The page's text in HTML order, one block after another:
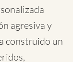
agresiva y
construido un